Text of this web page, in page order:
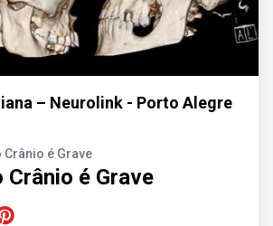
– Neurolink - Porto Alegre
Crânio é Grave
Crânio é Grave